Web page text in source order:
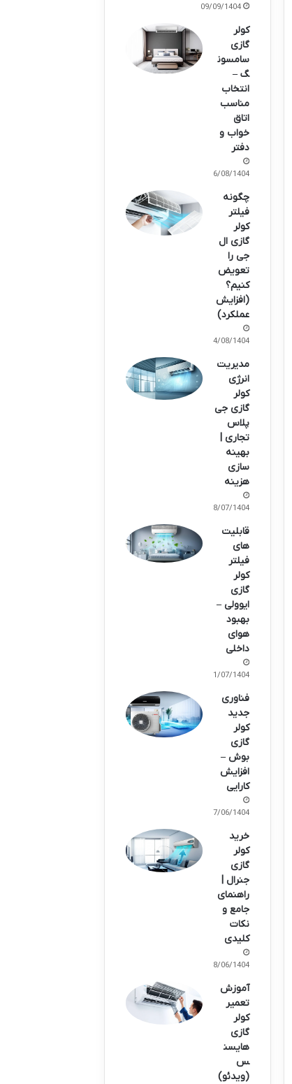
09/09/1404
کولر
گازی
سامسون
گ –
انتخاب
مناسب
اتاق
خواب و
دفتر
16/08/1404
چگونه
فیلتر
کولر
گازی ال
جی را
تعویض
کنیم؟
(افزایش
عملکرد)
04/08/1404
مدیریت
انرژی
کولر
گازی جی
پلاس
تجاری |
بهینه
سازی
هزینه
28/07/1404
قابلیت
های
فیلتر
کولر
گازی
ایوولی –
بهبود
هوای
داخلی
01/07/1404
فناوری
جدید
کولر
گازی
بوش –
افزایش
کارایی
27/06/1404
خرید
کولر
گازی
جنرال |
راهنمای
جامع و
نکات
کلیدی
18/06/1404
آموزش
تعمیر
کولر
گازی
هایسن
س
(ویدئو)